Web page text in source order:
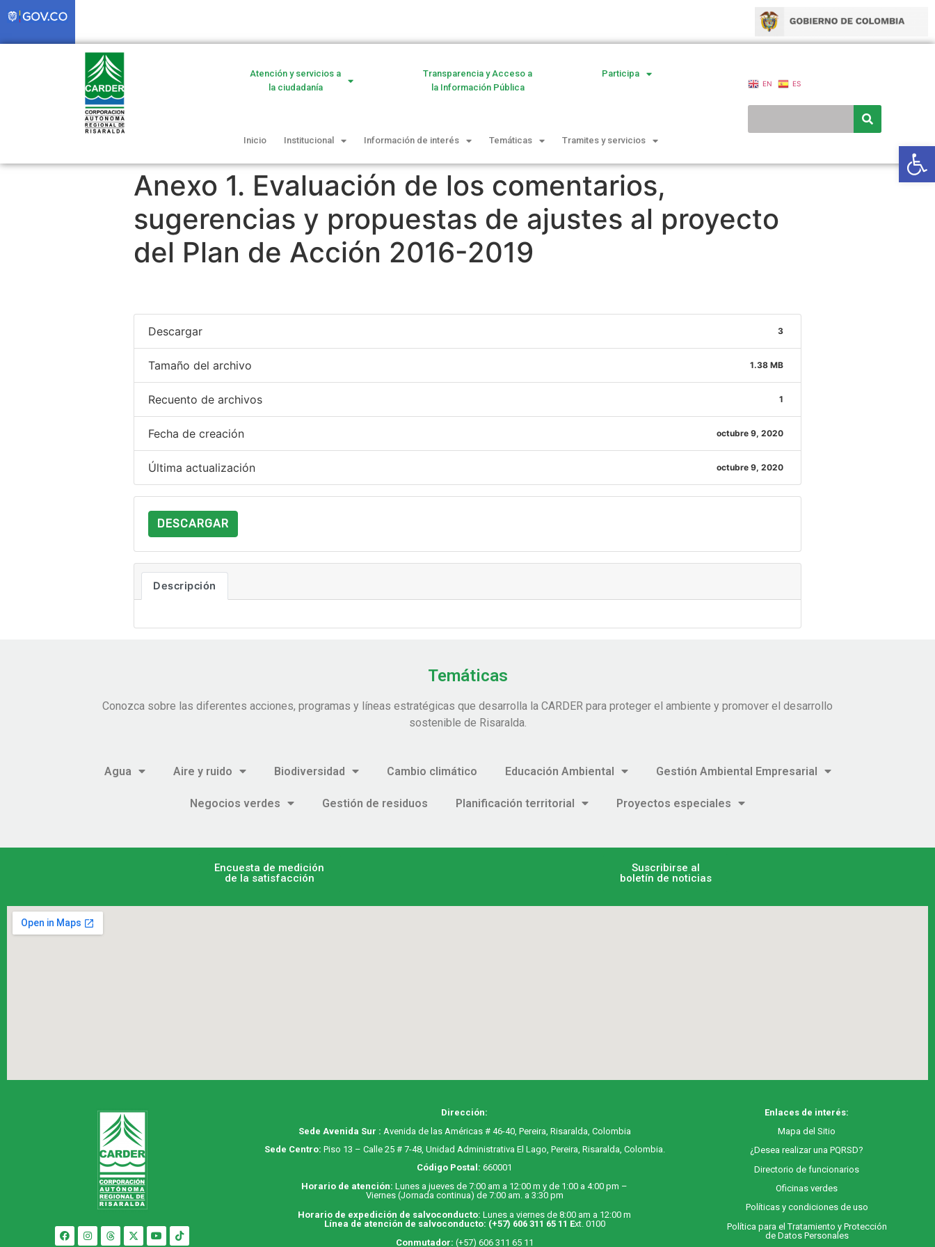
Atención y servicios a
la ciudadanía
Transparencia y Acceso a
la Información Pública
Participa
Inicio Institucional Información de interés Temáticas Tramites y servicios
EN ES
Anexo 1. Evaluación de los comentarios,
sugerencias y propuestas de ajustes al proyecto
del Plan de Acción 2016-2019
Descargar 3
Tamaño del archivo 1.38 MB
Recuento de archivos 1
Fecha de creación octubre 9, 2020
Última actualización octubre 9, 2020
DESCARGAR
Descripción
Temáticas
Conozca sobre las diferentes acciones, programas y líneas estratégicas que desarrolla la CARDER para proteger el ambiente y promover el desarrollo
sostenible de Risaralda.
Agua Aire y ruido Biodiversidad Cambio climático Educación Ambiental Gestión Ambiental Empresarial
Negocios verdes Gestión de residuos Planificación territorial Proyectos especiales
Encuesta de medición
de la satisfacción
Suscribirse al
boletín de noticias
Dirección:
Sede Avenida Sur : Avenida de las Américas # 46-40, Pereira, Risaralda, Colombia
Sede Centro: Piso 13 – Calle 25 # 7-48, Unidad Administrativa El Lago, Pereira, Risaralda, Colombia.
Código Postal: 660001
Horario de atención:Lunes a jueves de 7:00 am a 12:00 m y de 1:00 a 4:00 pm –
Viernes (Jornada continua) de 7:00 am. a 3:30 pm
Horario de expedición de salvoconducto:Lunes a viernes de 8:00 am a 12:00 m
Línea de atención de salvoconducto: (+57) 606 311 65 11 Ext. 0100
Conmutador: (+57) 606 311 65 11
Enlaces de interés:
Mapa del Sitio
¿Desea realizar una PQRSD?
Directorio de funcionarios
Oficinas verdes
Políticas y condiciones de uso
Política para el Tratamiento y Protección
de Datos Personales